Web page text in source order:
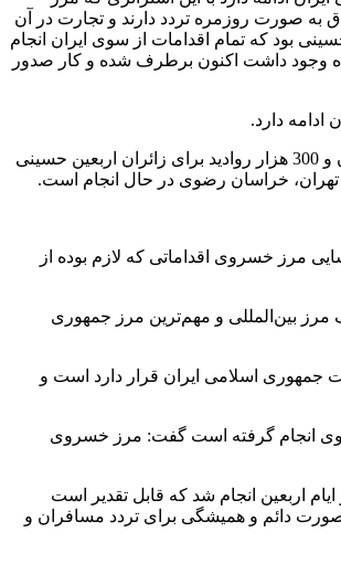
به صورت روزمره تردد دارند و تجارت در آن
بود که تمام اقدامات از سوی ایران انجام
وجود داشت اکنون برطرف شده و کار صدور
دارد.
به گزارش تسنیم سخنگوی ستاد مرکزی اربعین با اشاره به اینکه خوشبختانه روند صدور ویزا برای زائران اربعین رو به افزایش است گفت: تاکنون بیش از 2 میلیون و 300 هزار روادید برای زائران اربعین حسینی
مرز خسروی اقداماتی که لازم بوده از
مرز بین‌المللی و مهم‌ترین مرز جمهوری
جمهوری اسلامی ایران قرار دارد است و
انجام گرفته است گفت: مرز خسروی
اربعین انجام شد که قابل تقدیر است
دائم و همیشگی برای تردد مسافران و